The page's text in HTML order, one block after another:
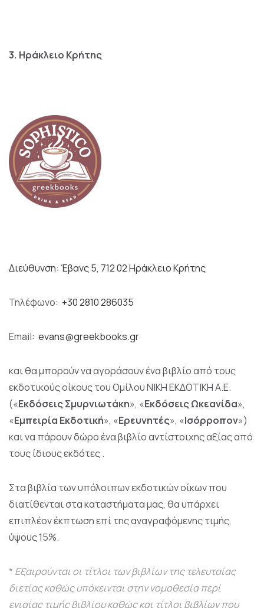
3. Ηράκλειο Κρήτης
Διεύθυνση: Έβανς 5, 712 02 Ηράκλειο Κρήτης
Τηλέφωνο: +30 2810 286035
Email: evans@greekbooks.gr
και θα μπορούν να αγοράσουν ένα βιβλίο από τους
εκδοτικούς οίκους του Ομίλου ΝΙΚΗ ΕΚΔΟΤΙΚΗ Α.Ε.
(«Εκδόσεις Σμυρνιωτάκη», «Εκδόσεις Ωκεανίδα»,
«Εμπειρία Εκδοτική», «Ερευνητές», «Ισόρροπον»)
και να πάρουν δώρο ένα βιβλίο αντίστοιχης αξίας από
τους ίδιους εκδότες .
Στα βιβλία των υπόλοιπων εκδοτικών οίκων που
διατίθενται στα καταστήματα μας, θα υπάρχει
επιπλέον έκπτωση επί της αναγραφόμενης τιμής,
ύψους 15%.
* Εξαιρούνται οι τίτλοι των βιβλίων της τελευταίας
διετίας καθώς υπόκεινται στην νομοθεσία περί
ενιαίας τιμής βιβλίου καθώς και τίτλοι βιβλίων που